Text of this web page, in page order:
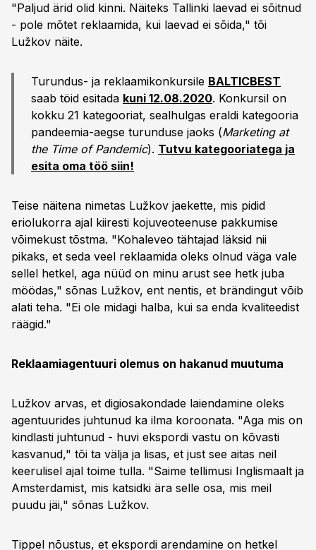
"Paljud ärid olid kinni. Näiteks Tallinki laevad ei sõitnud
- pole mõtet reklaamida, kui laevad ei sõida," tõi
Lužkov näite.
Turundus- ja reklaamikonkursile BALTICBEST
saab töid esitada kuni 12.08.2020. Konkursil on
kokku 21 kategooriat, sealhulgas eraldi kategooria
pandeemia-aegse turunduse jaoks (Marketing at
the Time of Pandemic). Tutvu kategooriatega ja
esita oma töö siin!
Teise näitena nimetas Lužkov jaekette, mis pidid
eriolukorra ajal kiiresti kojuveoteenuse pakkumise
võimekust tõstma. "Kohaleveo tähtajad läksid nii
pikaks, et seda veel reklaamida oleks olnud väga vale
sellel hetkel, aga nüüd on minu arust see hetk juba
möödas," sõnas Lužkov, ent nentis, et brändingut võib
alati teha. "Ei ole midagi halba, kui sa enda kvaliteedist
räägid."
Reklaamiagentuuri olemus on hakanud muutuma
Lužkov arvas, et digiosakondade laiendamine oleks
agentuurides juhtunud ka ilma koroonata. "Aga mis on
kindlasti juhtunud - huvi ekspordi vastu on kõvasti
kasvanud," tõi ta välja ja lisas, et just see aitas neil
keerulisel ajal toime tulla. "Saime tellimusi Inglismaalt ja
Amsterdamist, mis katsidki ära selle osa, mis meil
puudu jäi," sõnas Lužkov.
Tippel nõustus, et ekspordi arendamine on hetkel